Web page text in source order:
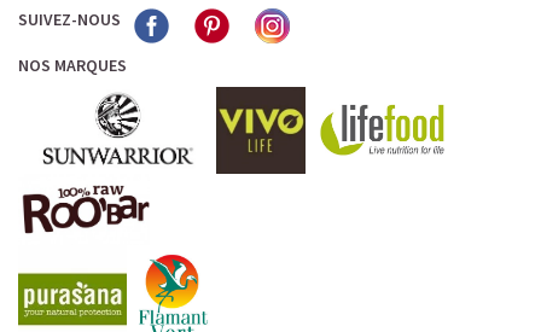
SUIVEZ-NOUS
NOS MARQUES